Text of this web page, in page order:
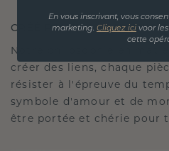
CRÉÉ POUR LA CONNEXION
Notre philosophie en
créer des liens, chaque
résister à l'épreuve du
symbole d'amour et de
être portée et chérie pour
En vous inscrivant, vous
marketing. Cliquez ici voor
cette